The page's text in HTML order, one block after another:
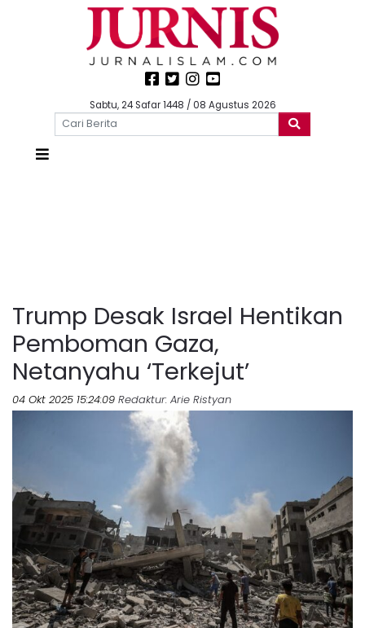
Sabtu, 24 Safar 1448 / 08 Agustus 2026
Trump Desak Israel Hentikan
Pemboman Gaza,
Netanyahu ‘Terkejut’
04 Okt 2025 15:24:09 Redaktur: Arie Ristyan